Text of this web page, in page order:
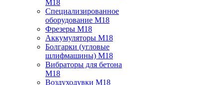
M18
Специализированное
оборудование M18
Фрезеры M18
Аккумуляторы M18
Болгарки (угловые
шлифмашины) M18
Вибраторы для бетона
M18
Воздуходувки M18